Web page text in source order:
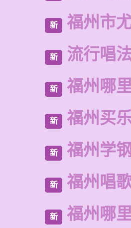
新 福州市
新 流行唱
新 福州哪
新 福州买
新 福州学
新 福州唱
新 福州哪